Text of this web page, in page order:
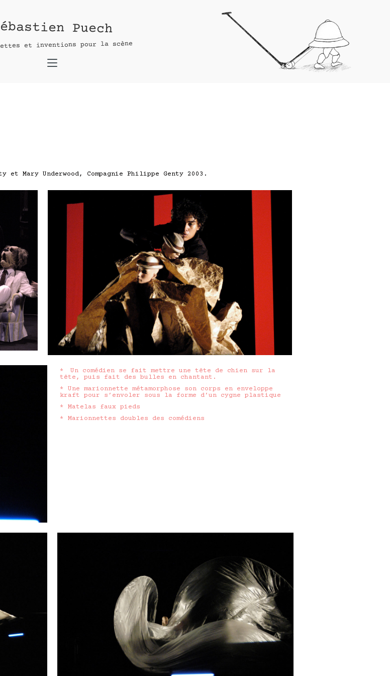
Puech
et inventions pour la scène
et Mary Underwood, Compagnie Philippe Genty 2003.
* Un comédien se fait mettre une tête de chien sur la
tête, puis fait des bulles en chantant.
* Une marionnette métamorphose son corps en enveloppe
kraft pour s’envoler sous la forme d’un cygne plastique
* Matelas faux pieds
* Marionnettes doubles des comédiens